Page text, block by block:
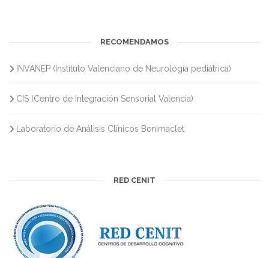
RECOMENDAMOS
INVANEP (Instituto Valenciano de Neurología pediátrica)
CIS (Centro de Integración Sensorial Valencia)
Laboratorio de Análisis Clínicos Benimaclet
RED CENIT